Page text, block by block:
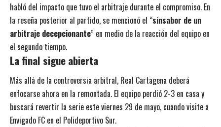
habló del impacto que tuvo el arbitraje durante el compromiso. En
la reseña posterior al partido, se mencionó el “sinsabor de un
arbitraje decepcionante” en medio de la reacción del equipo en
el segundo tiempo.
La final sigue abierta
Más allá de la controversia arbitral, Real Cartagena deberá
enfocarse ahora en la remontada. El equipo perdió 2-3 en casa y
buscará revertir la serie este viernes 29 de mayo, cuando visite a
Envigado FC en el Polideportivo Sur.